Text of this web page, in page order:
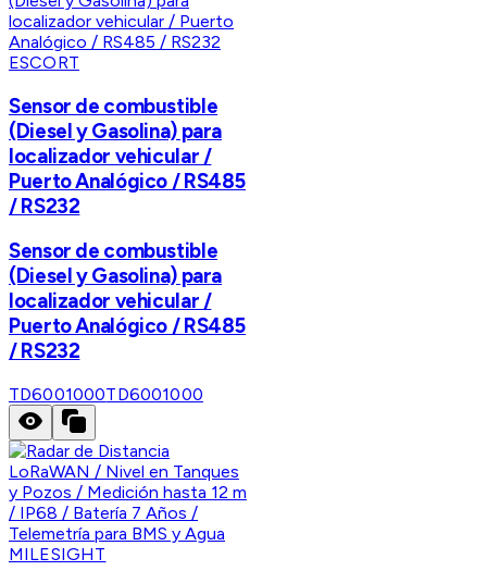
ESCORT
Sensor de combustible
(Diesel y Gasolina) para
localizador vehicular /
Puerto Analógico / RS485
/ RS232
Sensor de combustible
(Diesel y Gasolina) para
localizador vehicular /
Puerto Analógico / RS485
/ RS232
TD6001000TD6001000
MILESIGHT